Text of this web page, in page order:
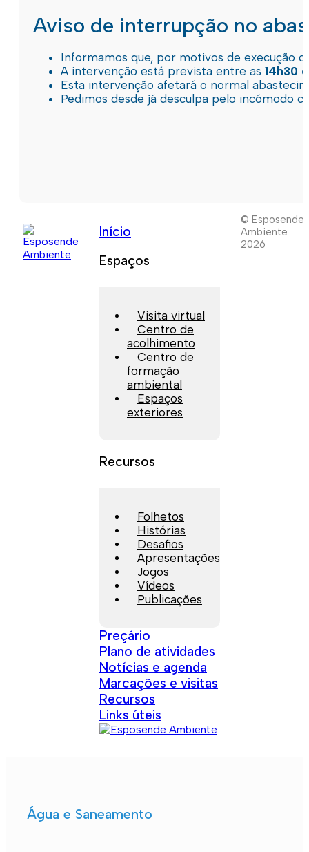
Aviso de interrupção no
Informamos que, por motivos de execução
A intervenção está prevista entre as 14h30
Esta intervenção afetará o normal
Pedimos desde já desculpa pelo incómodo
Início
Espaços
Visita virtual
Centro de
acolhimento
Centro de
formação
ambiental
Espaços
exteriores
Recursos
Folhetos
Histórias
Desafios
Apresentações
Jogos
Vídeos
Publicações
Preçário
Plano de atividades
Notícias e agenda
Marcações e visitas
Recursos
Links úteis
© Esposende
Ambiente
2026
Água e Saneamento